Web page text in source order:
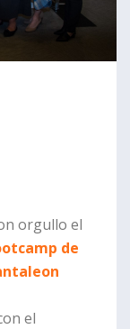
orgullo el
de
el